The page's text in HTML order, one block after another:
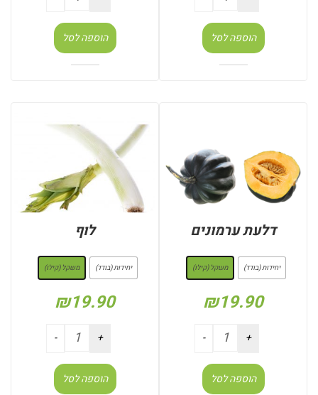
הוספה לסל הוספה לסל
דלעת ערמונים
יחידות (בודד) משקל (קילו)
₪19.90
הוספה לסל
לוף
יחידות (בודד) משקל (קילו)
₪19.90
הוספה לסל